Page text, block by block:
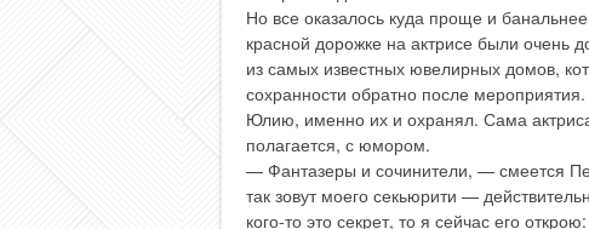
Но все оказалось куда проще и
красной дорожке на актрисе были очень
из самых известных ювелирных домов,
сохранности обратно после
Юлию, именно их и охранял. Сама
полагается, с юмором.
— Фантазеры и сочинители, — смеется
так зовут моего секьюрити —
кого-то это секрет, то я сейчас его